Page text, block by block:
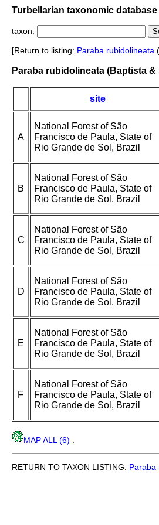
Turbellarian taxonomic database
taxon:
[Return to listing: Paraba rubidolineata
Paraba rubidolineata (Baptista &
site
A
National Forest of São
Francisco de Paula, State of
Rio Grande de Sol, Brazil
B
National Forest of São
Francisco de Paula, State of
Rio Grande de Sol, Brazil
C
National Forest of São
Francisco de Paula, State of
Rio Grande de Sol, Brazil
D
National Forest of São
Francisco de Paula, State of
Rio Grande de Sol, Brazil
E
National Forest of São
Francisco de Paula, State of
Rio Grande de Sol, Brazil
F
National Forest of São
Francisco de Paula, State of
Rio Grande de Sol, Brazil
MAP ALL (6)
RETURN TO TAXON LISTING: Paraba